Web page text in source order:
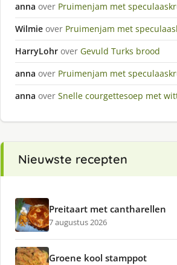
anna over Pruimenjam met
Wilmie over Pruimenjam met
HarryLohr over Gevuld Turks brood
anna over Pruimenjam met
anna over Snelle courgettesoep met
Nieuwste recepten
Preitaart met cantharellen
7 augustus 2026
Groene kool stamppot